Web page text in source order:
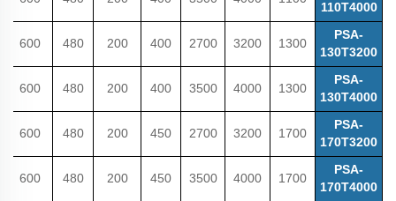
110T4000
PSA-
130T3200
1300
3200
2700
400
200
480
600
PSA-
130T4000
1300
4000
3500
400
200
480
600
PSA-
170T3200
1700
3200
2700
450
200
480
600
PSA-
170T4000
1700
4000
3500
450
200
480
600